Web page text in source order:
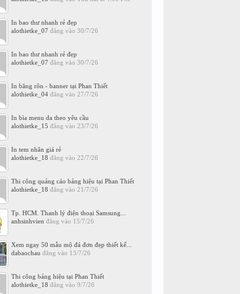
In bao thư nhanh rẻ đẹp
alothietke_07 đăng vào 30/7/26
In bao thư nhanh rẻ đẹp
alothietke_07 đăng vào 30/7/26
In băng rôn - banner tại Phan Thiết
alothietke_04đăng vào 27/7/26
In bìa menu da theo yêu cầu
alothietke_15 đăng vào 23/7/26
In tem nhãn giá rẻ
alothietke_18 đăng vào 22/7/26
Thi công quảng cáo bảng hiệu tại Phan Thiết
alothietke_18 đăng vào 21/7/26
Tp. HCM. Thanh lý điện thoại Samsung...
anhsinhvien đăng vào 15/7/26
Xem ngay 50 mẫu mộ đá đơn đẹp thiết kế...
dabaochau đăng vào 13/7/26
Thi công bảng hiệu tại Phan Thiết
alothietke_18 đăng vào 9/7/26